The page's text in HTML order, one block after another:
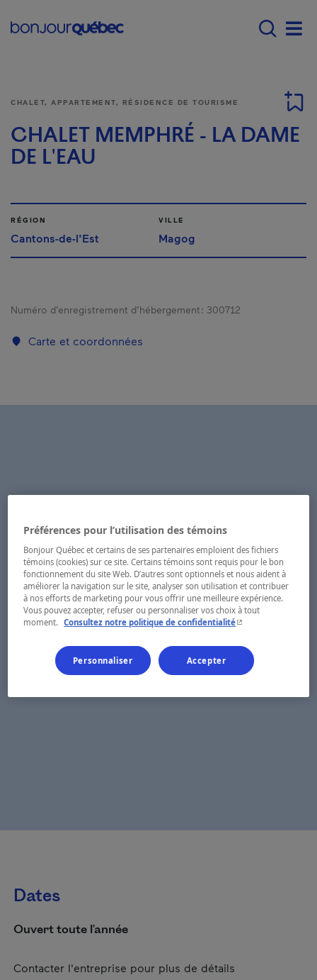
Main navigation -
CHALET, APPARTEMENT, RÉSIDENCE DE TOURISME
CHALET MEMPHRÉ - LA DAME
DE L'EAU
RÉGION
Cantons-de-l'Est
VILLE
Magog
Numéro d’enregistrement d’hébergement : 300712
Carte et coordonnées
Dates
Ouvert toute l'année
Contacter l'entreprise pour plus de détails
Préférences pour l’utilisation des témoins
Bonjour Québec et certains de ses partenaires emploient des fichiers
témoins (cookies) sur ce site. Certains témoins sont requis pour le bon
fonctionnement du site Web. D’autres sont optionnels et nous aident à
améliorer la navigation sur le site, analyser son utilisation et contribuer
à nos efforts de marketing pour vous offrir une meilleure expérience.
Vous pouvez accepter, refuser ou personnaliser vos choix à tout
moment.
Consultez notre politique de confidentialité- Cet hyperlien
Personnaliser Accepter